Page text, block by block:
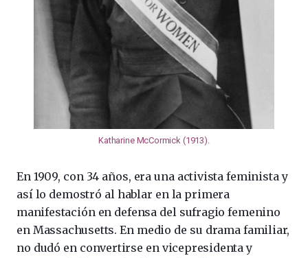
Katharine McCormick (1913).
En 1909, con 34 años, era una activista feminista y
así lo demostró al hablar en la primera
manifestación en defensa del sufragio femenino
en Massachusetts. En medio de su drama familiar,
no dudó en convertirse en vicepresidenta y